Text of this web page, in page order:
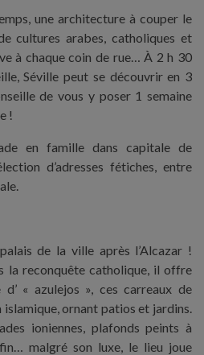
une architecture à couper le
cultures arabes, catholiques et
à chaque coin de rue… À 2 h 30
Séville peut se découvrir en 3
de vous y poser 1 semaine
!
en famille dans capitale de
d’adresses fétiches, entre
de la ville après l’Alcazar !
la reconquête catholique, il offre
« azulejos », ces carreaux de
ornant patios et jardins.
ioniennes, plafonds peints à
malgré son luxe, le lieu joue